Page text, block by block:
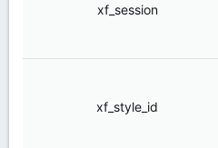
xf_session
xf_style_id